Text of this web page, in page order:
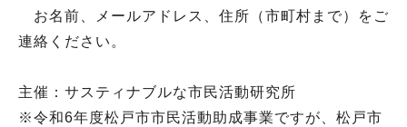
お名前、メールアドレス、住所（市町村まで）をご
連絡ください。
主催：サスティナブルな市民活動研究所
※令和6年度松戸市市民活動助成事業ですが、松戸市